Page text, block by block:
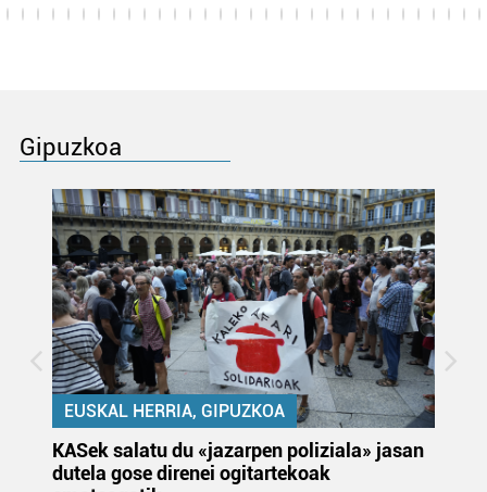
Gipuzkoa
EUSKAL HERRIA, GIPUZKOA
KASek salatu du «jazarpen poliziala» jasan
dutela gose direnei ogitartekoak